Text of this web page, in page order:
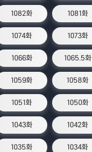
1082화 1081화
1074화 1073화
1066화 1065.5화
1059화 1058화
1051화 1050화
1043화 1042화
1035화 1034화